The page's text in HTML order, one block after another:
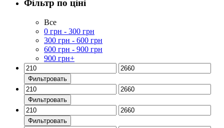
Фільтр по ціні
Все
0 грн - 300 грн
300 грн - 600 грн
600 грн - 900 грн
900 грн+
Фильтровать
Фильтровать
Фильтровать